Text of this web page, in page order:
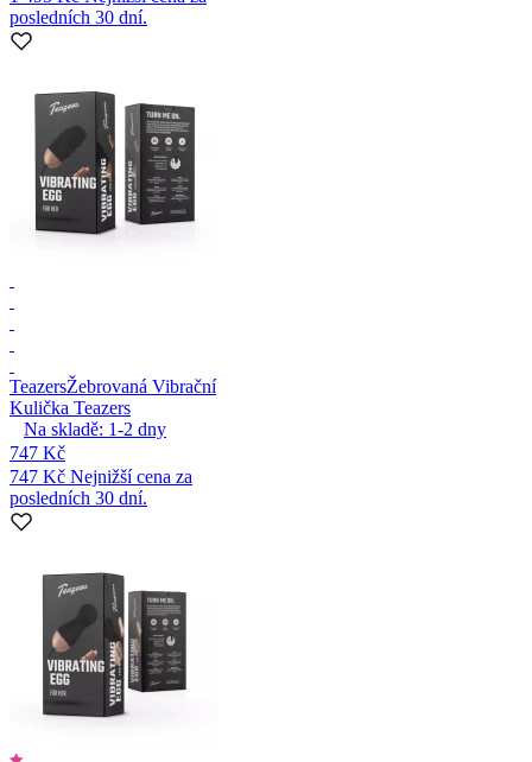
posledních 30 dní.
TeazersŽebrovaná Vibrační
Kulička Teazers
Na skladě: 1-2 dny
747 Kč
747 Kč Nejnižší cena za
posledních 30 dní.